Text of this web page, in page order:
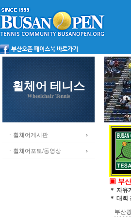
휠체어 테니스
Wheelchair Tennis
ㆍ휠체어게시판
ㆍ휠체어포토/동영상
▣ 부
＊ 자유
＊ 대회
부산